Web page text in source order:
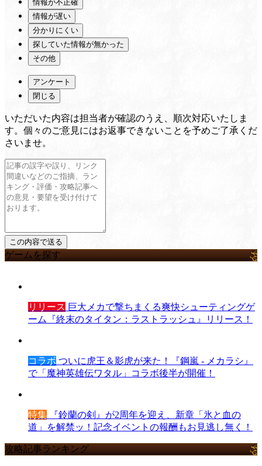
情報が不正確
情報が遅い
分かりにくい
探していた情報が無かった
その他
アンケート
閉じる
いただいた内容は担当者が確認のうえ、順次対応いたしま
す。個々のご意見にはお返事できないことを予めご了承くだ
さいませ。
ゲームを探す
リリース 巨大メカで撃ちまくる爽快シューティングゲ
ーム『終末のタイタン：ラストラッシュ』リリース！
コラボ ついに虎王＆影虎が来た！『鋼嵐 - メカラシ』
で「魔神英雄伝ワタル」コラボ後半が開催！
特集 『鈴蘭の剣』が2周年を迎え、新章「氷と血の
道」を解禁ッ！記念イベントの報酬もお見逃し無く！
攻略記事ランキング